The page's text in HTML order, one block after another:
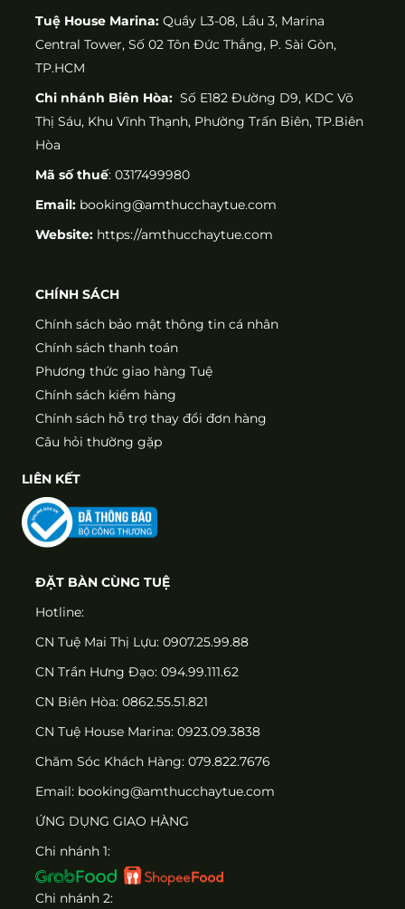
Tuệ House Marina: Quầy L3-08, Lầu 3, Marina
Central Tower, Số 02 Tôn Đức Thắng, P. Sài Gòn,
TP.HCM
Chi nhánh Biên Hòa: Số E182 Đường D9, KDC Võ
Thị Sáu, Khu Vĩnh Thạnh, Phường Trấn Biên, TP.Biên
Hòa
Mã số thuế: 0317499980
Email: booking@amthucchaytue.com
Website: https://amthucchaytue.com
CHÍNH SÁCH
Chính sách bảo mật thông tin cá nhân
Chính sách thanh toán
Phương thức giao hàng Tuệ
Chính sách kiểm hàng
Chính sách hỗ trợ thay đổi đơn hàng
Câu hỏi thường gặp
LIÊN KẾT
ĐẶT BÀN CÙNG TUỆ
Hotline:
CN Tuệ Mai Thị Lựu: 0907.25.99.88
CN Trần Hưng Đạo: 094.99.111.62
CN Biên Hòa: 0862.55.51.821
CN Tuệ House Marina: 0923.09.3838
Chăm Sóc Khách Hàng: 079.822.7676
Email: booking@amthucchaytue.com
ỨNG DỤNG GIAO HÀNG
Chi nhánh 1:
Chi nhánh 2: